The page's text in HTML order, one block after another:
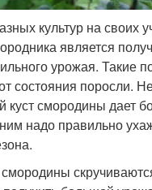
культур на своих
является
урожая. Такие
состояния поросли.
куст смородины дает
надо правильно